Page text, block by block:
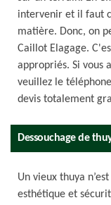
intervenir et il faut
matière. Donc, on
Caillot Elagage.
appropriés. Si vous
veuillez le
devis totalement
Dessouchage de
Un vieux thuya
esthétique et